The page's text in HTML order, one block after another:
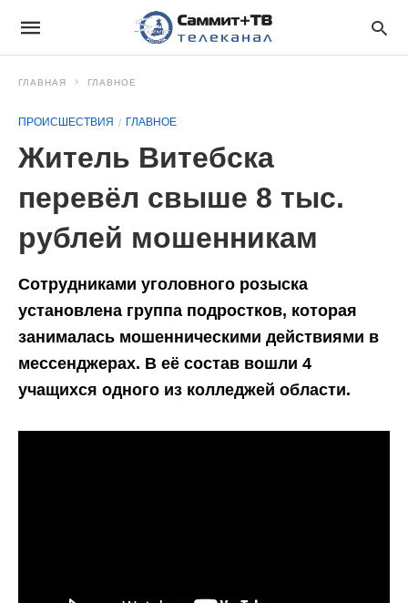
ГЛАВНАЯ ГЛАВНОЕ
ПРОИСШЕСТВИЯ ГЛАВНОЕ
Житель Витебска
перевёл свыше 8 тыс.
рублей мошенникам
Сотрудниками уголовного розыска
установлена группа подростков, которая
занималась мошенническими действиями в
мессенджерах. В её состав вошли 4
учащихся одного из колледжей области.